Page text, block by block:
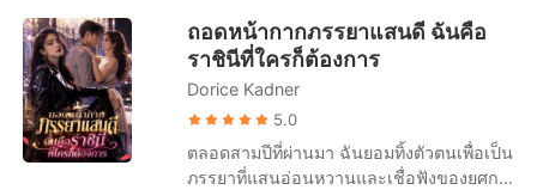
ความรักและการทุ่มเทแกล้งโง่มาตลอดสิบปี
พังทลายลงในพริบตา แต่พวกเขาไม่มีทางรู้
เลยว่า ณิชาคือประธานผู้ก่อตั้ง 'LAKSANA'
หย่าอย่างเยือกเย็น นิ้วเรียวกดปล่อยไฟล์เสียง
สารภาพของไพลินลงโซเชียล...เกมการกวาด
ล้างได้เริ่มต้นขึ้นแล้ว
หนุ่มรูปงามต่างรีบเข้าหาเธอเพื่อเอาชนะใจ
เธอ เฝิงอวี้เหนียนเห็นดังนั้นจึงทนไม่ไหวอีก
ต่อไปเลยจัดงานแถลงข่าวในวันถัดไป โดย
ขอร้องอย่างจริงจังว่า: ผมรักเซิงเกอ ขอร้อง
โดยบังเอิญพบเด็กทารกชายคนหนึ่ง ด้วย
ความเห็นแก่ตัว เธอจึงตัดสินใจเก็บเด็กคน
นั้นไว้เลี้ยงดูเอง สี่ปีต่อมา รถหรูเรียงรายจอด
อยู่หน้าตึกที่เฉียวอีอาศัยอยู่ กู้เช่อหยิบการ์ด
เงินออกมาใบหนึ่ง : นี่คือสิบล้านบาท ถือเป็น
ค่าตอบแทนที่คุณเลี้ยงดูบุตรชายของผมใน
ช่วงสี่ปีที่ผ่านมา เฉียวอีปกป้องเด็กไว้ด้านหลัง
ถอดหน้ากากภรรยาแสนดี ฉันคือ
ราชินีที่ใครก็ต้องการ
Dorice Kadner
5.0
ตลอดสามปีที่ผ่านมา ฉันยอมทิ้งตัวตนเพื่อเป็น
ภรรยาที่แสนอ่อนหวานและเชื่อฟังของยศกร